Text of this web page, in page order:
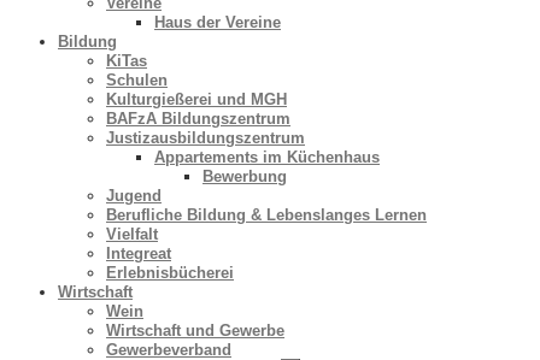
Haus der Vereine
Bildung
KiTas
Schulen
Kulturgießerei und MGH
BAFzA Bildungszentrum
Justizausbildungszentrum
Appartements im Küchenhaus
Bewerbung
Jugend
Berufliche Bildung & Lebenslanges Lernen
Vielfalt
Integreat
Erlebnisbücherei
Wirtschaft
Wein
Wirtschaft und Gewerbe
Gewerbeverband